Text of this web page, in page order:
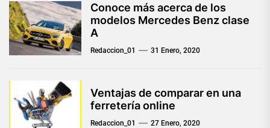
Conoce más acerca de los
modelos Mercedes Benz clase
A
Redaccion_01 31 Enero, 2020
Ventajas de comparar en una
ferretería online
Redaccion_01 27 Enero, 2020